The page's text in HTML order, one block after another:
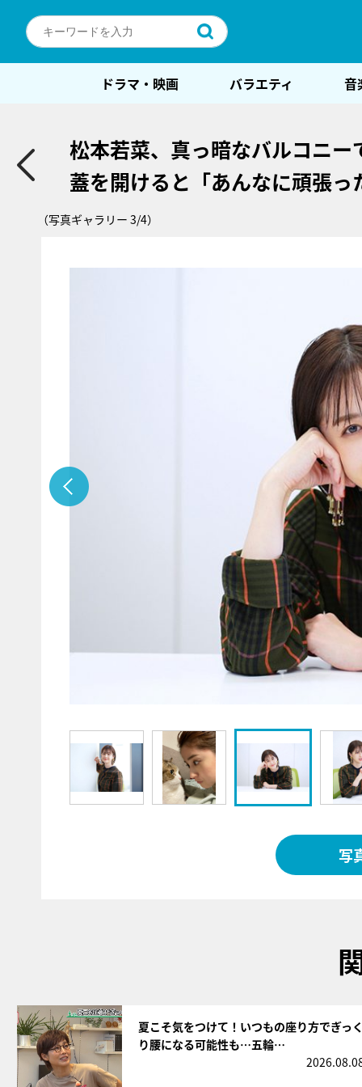
ドラマ・映画 バラエティ 音
松本若菜、真っ暗なバルコニ
蓋を開けると「あんなに頑張
（写真ギャラリー 3/4）
写
夏こそ気をつけて！いつもの座り方でぎっ
り腰になる可能性も…五輪…